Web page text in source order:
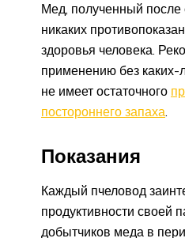
Мед, полученный после
никаких
здоровья человека.
применению без каких-
не имеет остаточного
постороннего запаха.
Показания
Каждый пчеловод
продуктивности своей
добытчиков меда в